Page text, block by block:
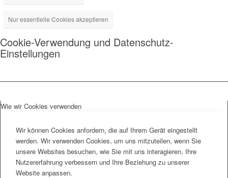
Nur essentielle Cookies akzeptieren
Cookie-Verwendung und Datenschutz-
Einstellungen
Wie wir Cookies verwenden
Wir können Cookies anfordern, die auf Ihrem Gerät eingestellt
werden. Wir verwenden Cookies, um uns mitzuteilen, wenn Sie
unsere Websites besuchen, wie Sie mit uns interagieren, Ihre
Nutzererfahrung verbessern und Ihre Beziehung zu unserer
Website anpassen.